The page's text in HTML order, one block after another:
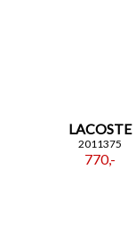
LACOSTE
2011375
770,-